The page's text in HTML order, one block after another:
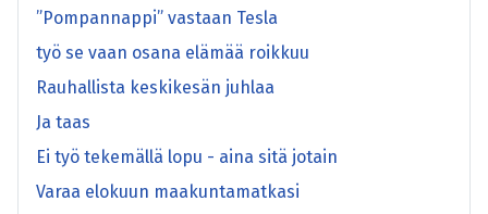
”Pompannappi” vastaan Tesla
työ se vaan osana elämää roikkuu
Rauhallista keskikesän juhlaa
Ja taas
Ei työ tekemällä lopu - aina sitä jotain
Varaa elokuun maakuntamatkasi